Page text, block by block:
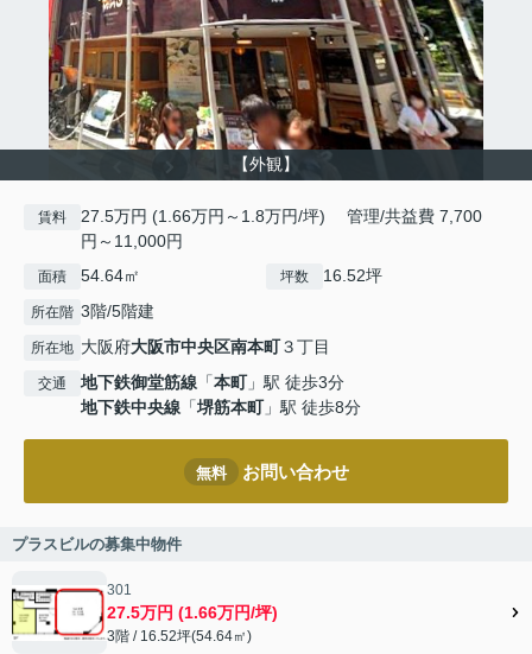
【外観】
賃料
27.5万円 (1.66万円～1.8万円/坪) 管理/共益費 7,700
円～11,000円
面積 54.64㎡ 坪数 16.52坪
所在階 3階/5階建
所在地 大阪府大阪市中央区南本町３丁目
交通 地下鉄御堂筋線 「本町」駅 徒歩3分
地下鉄中央線 「堺筋本町」駅 徒歩8分
無料 お問い合わせ
プラスビルの募集中物件
301
27.5万円 (1.66万円/坪)
3階 / 16.52坪(54.64㎡)